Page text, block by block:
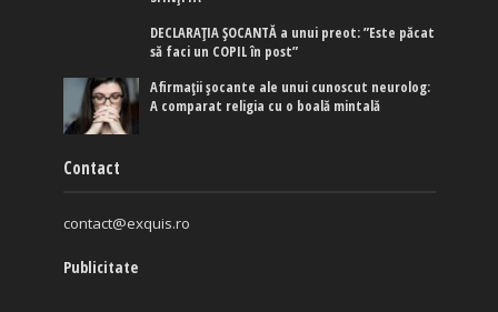
DECLARAȚIA ȘOCANTĂ a unui preot: ”Este păcat
să faci un COPIL în post”
Afirmaţii şocante ale unui cunoscut neurolog:
A comparat religia cu o boală mintală
Contact
contact@exquis.ro
Publicitate